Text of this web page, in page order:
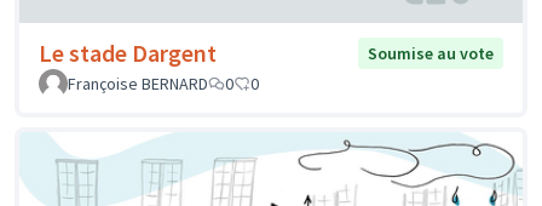
Le stade Dargent
Soumise au vote
Françoise BERNARD
0 0